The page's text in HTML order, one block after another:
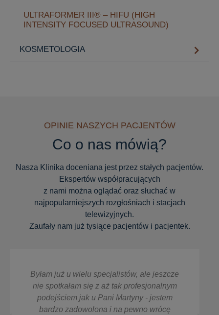
ULTRAFORMER III® – HIFU (HIGH
INTENSITY FOCUSED ULTRASOUND)
KOSMETOLOGIA
OPINIE NASZYCH PACJENTÓW
Co o nas mówią?
Nasza Klinika doceniana jest przez stałych pacjentów.
Ekspertów współpracujących
z nami można oglądać oraz słuchać w
najpopularniejszych rozgłośniach i stacjach
telewizyjnych.
Zaufały nam już tysiące pacjentów i pacjentek.
Byłam już u wielu specjalistów, ale jeszcze
nie spotkałam się z aż tak profesjonalnym
podejściem jak u Pani Martyny - jestem
bardzo zadowolona i na pewno wrócę